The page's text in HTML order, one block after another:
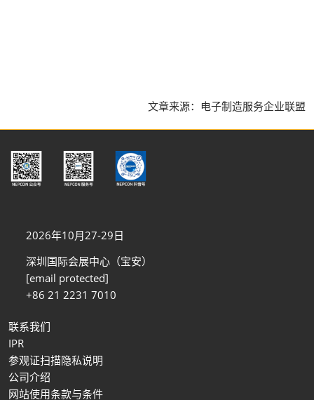
文章来源：电子制造服务企业联盟
2026年10月27-29日
深圳国际会展中心（宝安）
[email protected]
+86 21 2231 7010
联系我们
IPR
参观证扫描隐私说明
公司介绍
网站使用条款与条件